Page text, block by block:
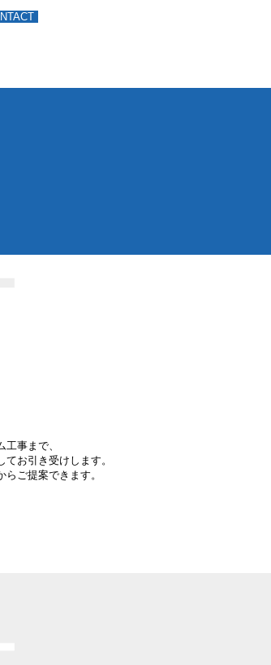
工事まで、
お引き受けします。
らご提案できます。